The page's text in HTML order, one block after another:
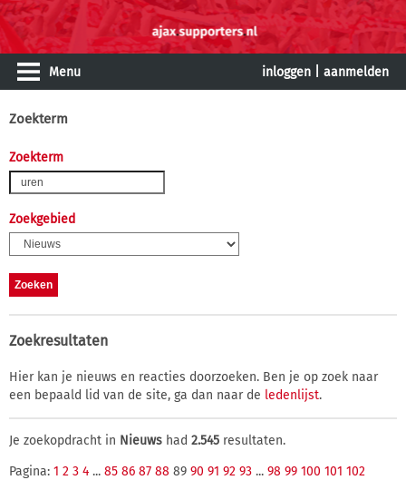
Menu inloggen aanmelden
Zoekterm
Zoekterm
Zoekgebied
Zoekresultaten
Hier kan je nieuws en reacties doorzoeken. Ben je op zoek naar
een bepaald lid van de site, ga dan naar de ledenlijst.
Je zoekopdracht in Nieuws had 2.545 resultaten.
Pagina: 1 2 3 4 ... 85 86 87 88 89 90 91 92 93 ... 98 99 100 101 102